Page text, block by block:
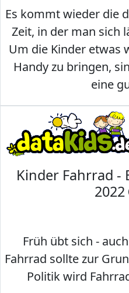
Es kommt wieder die
Zeit, in der man sich
Um die Kinder etwas
Handy zu bringen,
eine
Kinder Fahrrad -
2022
Früh übt sich -
Fahrrad sollte zur
Politik wird